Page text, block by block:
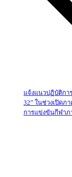
แจ้งแนวปฏิบัติกา
32” ในช่วงเปิดภ
การแข่งขันกีฬาภ